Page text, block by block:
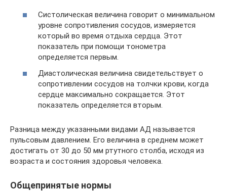
Систолическая величина говорит о минимальном
уровне сопротивления сосудов, измеряется
который во время отдыха сердца. Этот
показатель при помощи тонометра
определяется первым.
Диастолическая величина свидетельствует о
сопротивлении сосудов на толчки крови, когда
сердце максимально сокращается. Этот
показатель определяется вторым.
Разница между указанными видами АД называется
пульсовым давлением. Его величина в среднем может
достигать от 30 до 50 мм ртутного столба, исходя из
возраста и состояния здоровья человека.
Общепринятые нормы